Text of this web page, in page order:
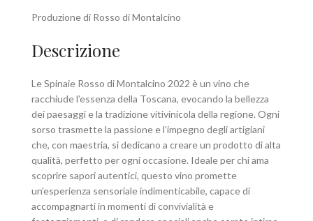
Produzione di Rosso di Montalcino
Descrizione
Le Spinaie Rosso di Montalcino 2022 è un vino che
racchiude l’essenza della Toscana, evocando la bellezza
dei paesaggi e la tradizione vitivinicola della regione. Ogni
sorso trasmette la passione e l’impegno degli artigiani
che, con maestria, si dedicano a creare un prodotto di alta
qualità, perfetto per ogni occasione. Ideale per chi ama
scoprire sapori autentici, questo vino promette
un’esperienza sensoriale indimenticabile, capace di
accompagnarti in momenti di convivialità e